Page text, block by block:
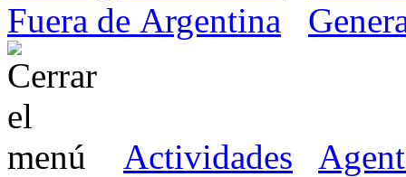
Fuera de Argentina
Actividades